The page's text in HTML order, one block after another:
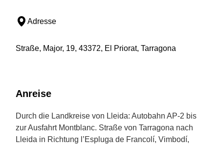
Adresse
Straße, Major, 19, 43372, El Priorat, Tarragona
Anreise
Durch die Landkreise von Lleida: Autobahn AP-2 bis
zur Ausfahrt Montblanc. Straße von Tarragona nach
Lleida in Richtung l’Espluga de Francolí, Vimbodí,